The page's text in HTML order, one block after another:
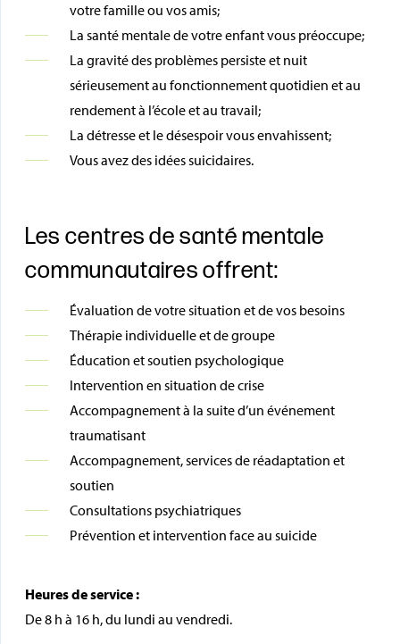
votre famille ou vos amis;
La santé mentale de votre enfant vous préoccupe;
La gravité des problèmes persiste et nuit
sérieusement au fonctionnement quotidien et au
rendement à l’école et au travail;
La détresse et le désespoir vous envahissent;
Vous avez des idées suicidaires.
Les centres de santé mentale
communautaires offrent:
Évaluation de votre situation et de vos besoins
Thérapie individuelle et de groupe
Éducation et soutien psychologique
Intervention en situation de crise
Accompagnement à la suite d’un événement
traumatisant
Accompagnement, services de réadaptation et
soutien
Consultations psychiatriques
Prévention et intervention face au suicide
Heures de service :
De 8 h à 16 h, du lundi au vendredi.